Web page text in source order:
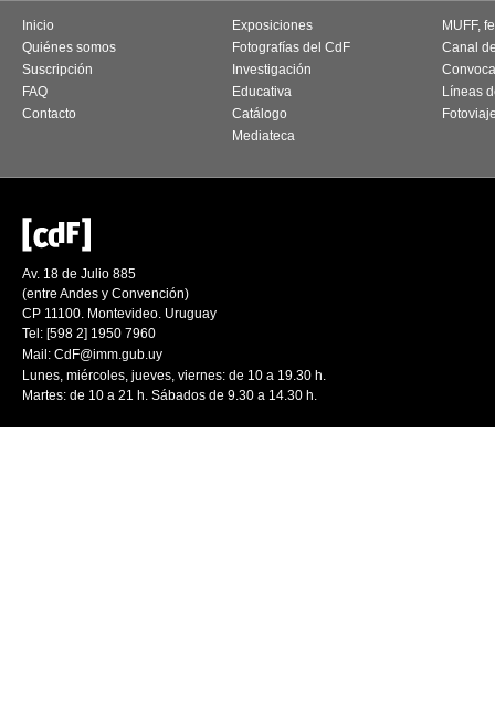
Inicio
Quiénes somos
Suscripción
FAQ
Contacto
Exposiciones
Fotografías del CdF
Investigación
Educativa
Catálogo
Mediateca
MUFF,
Canal
Líneas
Av. 18 de Julio 885
(entre Andes y Convención)
CP 11100. Montevideo. Uruguay
Tel: [598 2] 1950 7960
Mail: CdF@imm.gub.uy
Lunes, miércoles, jueves, viernes: de 10 a 19.30 h.
Martes: de 10 a 21 h. Sábados de 9.30 a 14.30 h.